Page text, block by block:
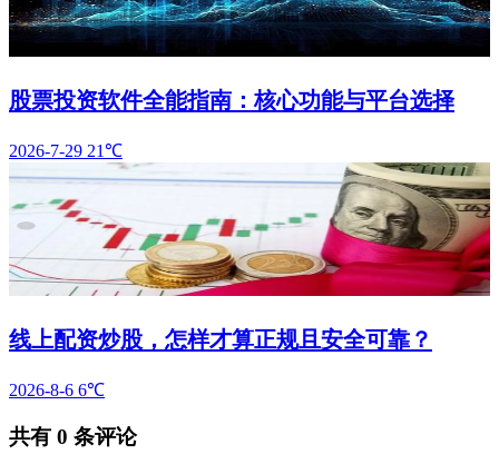
股票投资软件全能指南：核心功能与平台选择
2026-7-29 21℃
线上配资炒股，怎样才算正规且安全可靠？
2026-8-6 6℃
共有 0 条评论